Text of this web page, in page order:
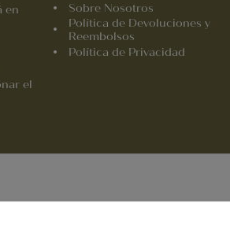
en
el
Sobre Nosotros
Política de Devoluciones y
Reembolsos
Política de Privacidad